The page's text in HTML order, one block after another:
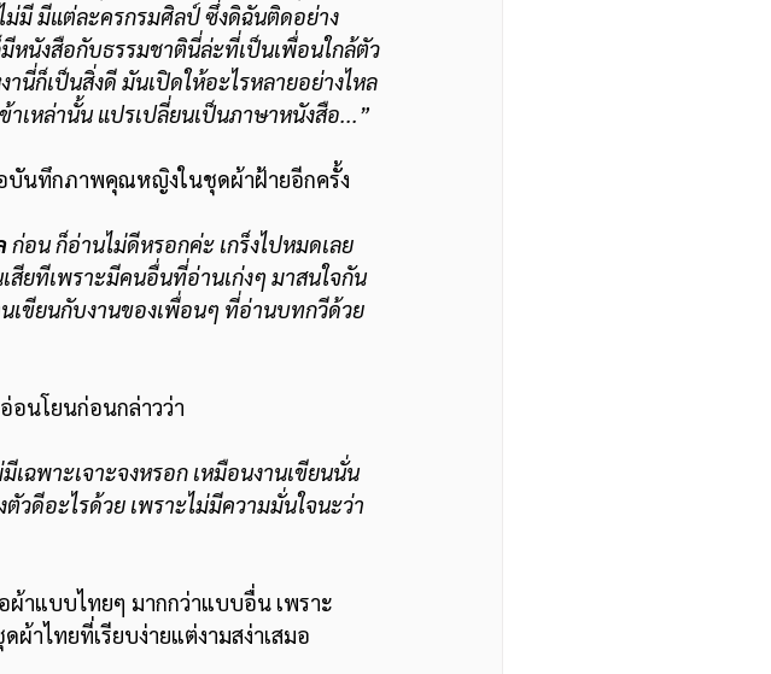
มี มีแต่ละครกรมศิลป์ ซึ่งดิฉันติดอย่าง
หนังสือกับธรรมชาตินี่ล่ะที่เป็นเพื่อนใกล้ตัว
าเหล่านั้น แปรเปลี่ยนเป็นภาษาหนังสือ...”
อบันทึกภาพคุณหญิงในชุดผ้าฝ้ายอีกครั้ง
ก่อน ก็อ่านไม่ดีหรอกค่ะ เกร็งไปหมดเลย
ยทีเพราะมีคนอื่นที่อ่านเก่งๆ มาสนใจกัน
เขียนกับงานของเพื่อนๆ ที่อ่านบทกวีด้วย
อนโยนก่อนกล่าวว่า
เฉพาะเจาะจงหรอก เหมือนงานเขียนนั่น
วดีอะไรด้วย เพราะไม่มีความมั่นใจนะว่า
ผ้าแบบไทยๆ มากกว่าแบบอื่น เพราะ
าไทยที่เรียบง่ายแต่งามสง่าเสมอ